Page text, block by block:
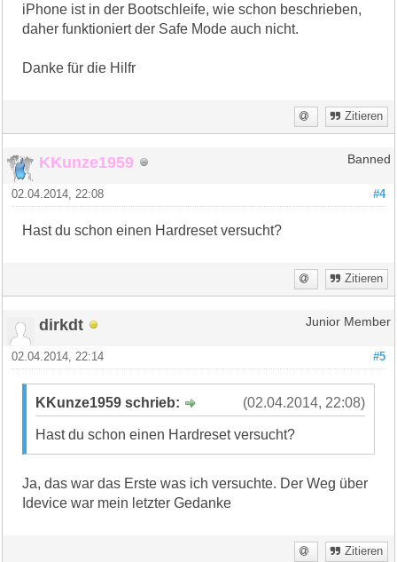
iPhone ist in der Bootschleife, wie schon beschrieben,
daher funktioniert der Safe Mode auch nicht.
Danke für die Hilfr
Zitieren
KKunze1959 Banned
#4
02.04.2014, 22:08
Hast du schon einen Hardreset versucht?
Zitieren
dirkdt Junior Member
#5
02.04.2014, 22:14
(02.04.2014, 22:08)
KKunze1959 schrieb:
Hast du schon einen Hardreset versucht?
Ja, das war das Erste was ich versuchte. Der Weg über
Idevice war mein letzter Gedanke
Zitieren